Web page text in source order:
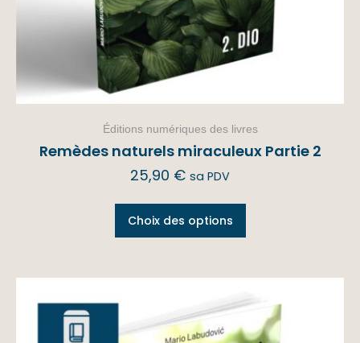
Éditions numériques des livres
Remèdes naturels miraculeux Partie 2
25,90 € sa PDV
Choix des options